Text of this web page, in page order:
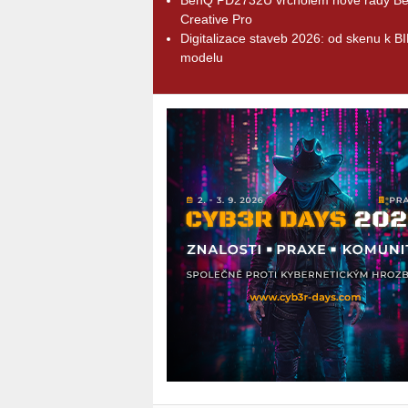
Creative Pro
Digitalizace staveb 2026: od skenu k
modelu